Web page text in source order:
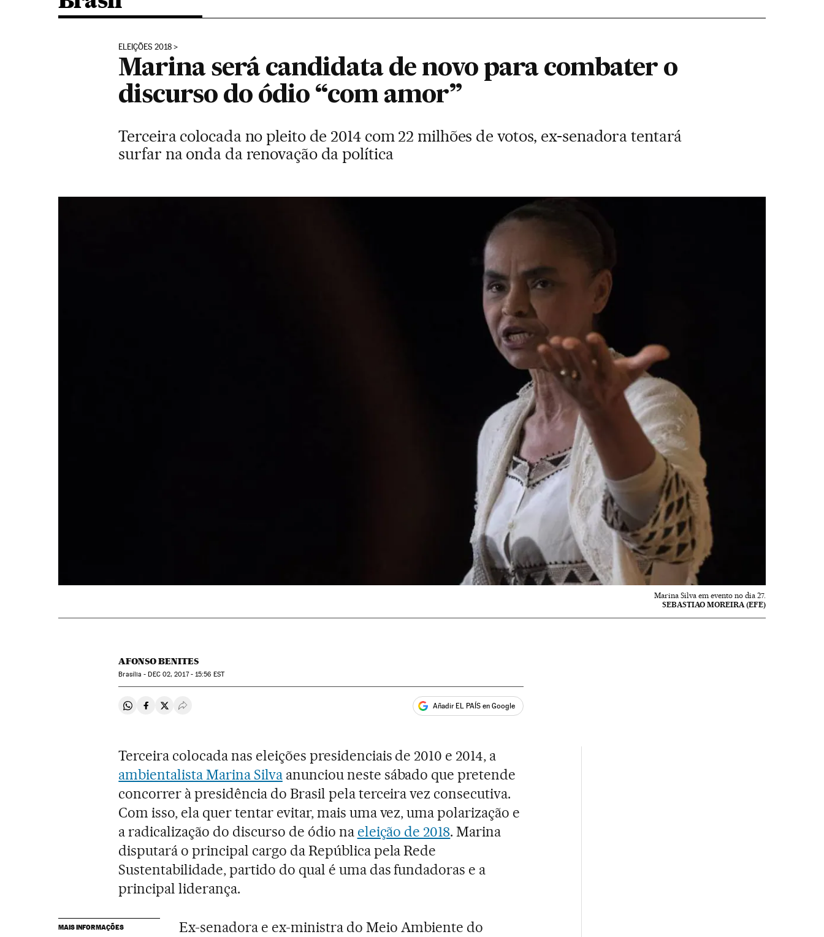
ELEIÇÕES 2018
Marina será candidata de novo para combater o
discurso do ódio “com amor”
Terceira colocada no pleito de 2014 com 22 milhões de votos, ex-senadora tentará
surfar na onda da renovação da política
Marina Silva em evento no dia 27.
SEBASTIAO MOREIRA (EFE)
AFONSO BENITES
Brasília - DEC02, 2017 - 15:56 EST
Compartir en Whatsapp
Compartir en Facebook
Compartir en Twitter
Desplegar Redes Sociales Añadir EL PAÍS en Google
Terceira colocada nas eleições presidenciais de 2010 e 2014, a
ambientalista Marina Silvaanunciou neste sábado que pretende
concorrer à presidência do Brasil pela terceira vez consecutiva.
Com isso, ela quer tentar evitar, mais uma vez, uma polarização e
a radicalização do discurso de ódio na eleição de 2018. Marina
disputará o principal cargo da República pela Rede
Sustentabilidade, partido do qual é uma das fundadoras e a
principal liderança.
MAIS INFORMAÇÕES
Ex-senadora e ex-ministra do Meio Ambiente do